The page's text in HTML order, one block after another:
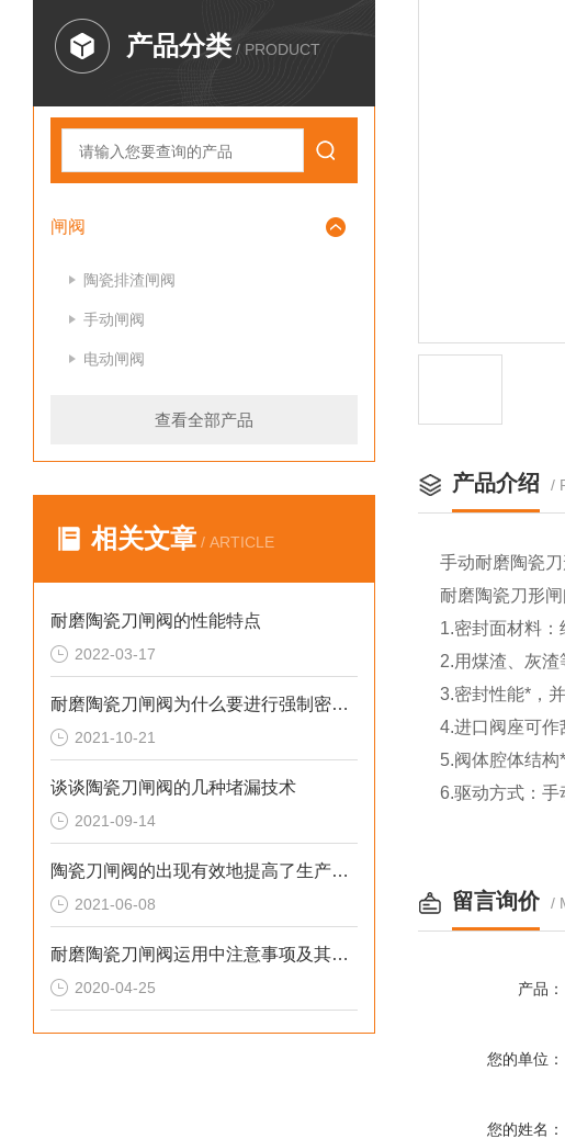
产品分类 / PRODUCT
闸阀
陶瓷排渣闸阀
手动闸阀
电动闸阀
查看全部产品
相关文章 / ARTICLE
耐磨陶瓷刀闸阀的性能特点
2022-03-17
耐磨陶瓷刀闸阀为什么要进行强制密封呢?
2021-10-21
谈谈陶瓷刀闸阀的几种堵漏技术
2021-09-14
陶瓷刀闸阀的出现有效地提高了生产效率
2021-06-08
耐磨陶瓷刀闸阀运用中注意事项及其特点
2020-04-25
产品介绍 /
手动耐磨陶瓷
耐磨陶瓷刀形
1.密封面材料：
2.用煤渣、灰渣
3.密封性能*，
4.进口阀座可作
5.阀体腔体结构
6.驱动方式：手
留言询价 /
产品：
您的单位：
您的姓名：